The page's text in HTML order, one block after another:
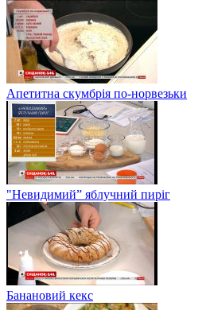
Апетитна скумбрія по-норвезьки
"Невидимий” яблучний пиріг
Банановий кекс